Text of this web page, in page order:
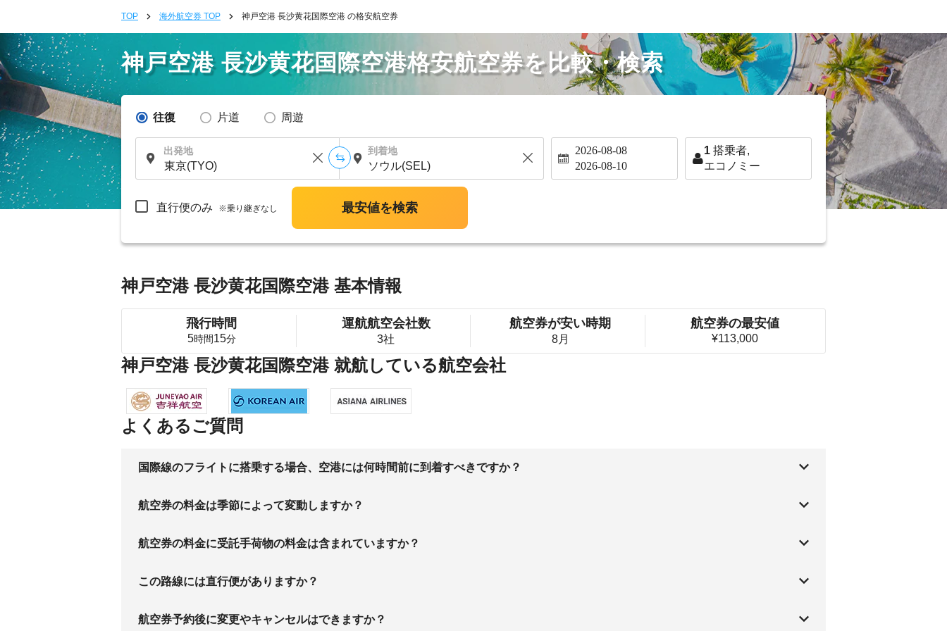
TOP 海外航空券 TOP 神戸空港 長沙黄花国際空港 の格安航空券
神戸空港 長沙黄花国際空港格安航空券を比較・検索
往復 片道 周遊
出発地 到着地 2026-08-08
2026-08-10
1 搭乗者,
エコノミー
直行便のみ ※乗り継ぎなし 最安値を検索
神戸空港 長沙黄花国際空港 基本情報
飛行時間
5時間15分
運航航空会社数
3社
航空券が安い時期
8月
航空券の最安値
¥113,000
神戸空港 長沙黄花国際空港 就航している航空会社
よくあるご質問
国際線のフライトに搭乗する場合、空港には何時間前に到着すべきですか？
航空券の料金は季節によって変動しますか？
航空券の料金に受託手荷物の料金は含まれていますか？
この路線には直行便がありますか？
航空券予約後に変更やキャンセルはできますか？